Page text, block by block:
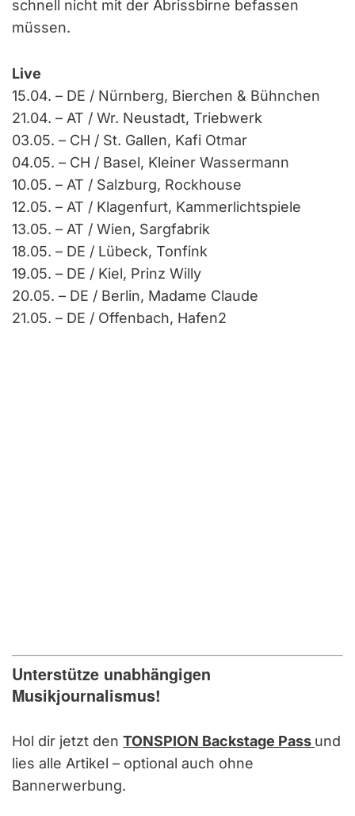
schnell nicht mit der Abrissbirne befassen
müssen.
Live
15.04. – DE / Nürnberg, Bierchen & Bühnchen
21.04. – AT / Wr. Neustadt, Triebwerk
03.05. – CH / St. Gallen, Kafi Otmar
04.05. – CH / Basel, Kleiner Wassermann
10.05. – AT / Salzburg, Rockhouse
12.05. – AT / Klagenfurt, Kammerlichtspiele
13.05. – AT / Wien, Sargfabrik
18.05. – DE / Lübeck, Tonfink
19.05. – DE / Kiel, Prinz Willy
20.05. – DE / Berlin, Madame Claude
21.05. – DE / Offenbach, Hafen2
Unterstütze unabhängigen
Musikjournalismus!
Hol dir jetzt den TONSPION Backstage Pass und
lies alle Artikel – optional auch ohne
Bannerwerbung.